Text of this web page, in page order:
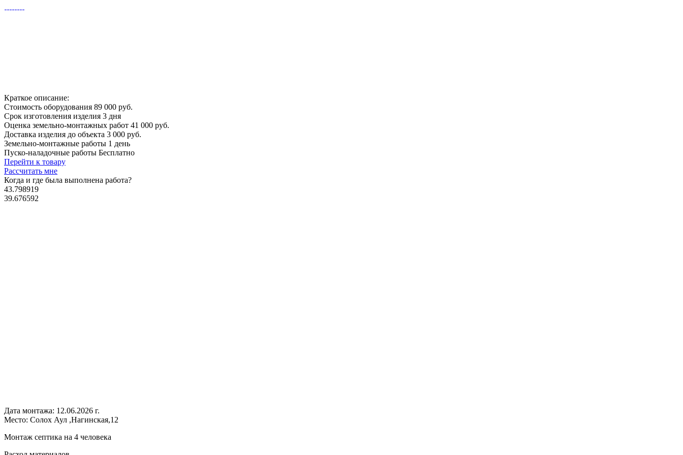
Краткое описание:
Стоимость оборудования 89 000 руб.
Срок изготовления изделия 3 дня
Оценка земельно-монтажных работ 41 000 руб.
Доставка изделия до объекта 3 000 руб.
Земельно-монтажные работы 1 день
Пуско-наладочные работы Бесплатно
Перейти к товару
Рассчитать мне
Когда и где была выполнена работа?
43.798919
39.676592
Дата монтажа: 12.06.2026 г.
Место: Солох Аул ,Нагинская,12
Монтаж септика на 4 человека